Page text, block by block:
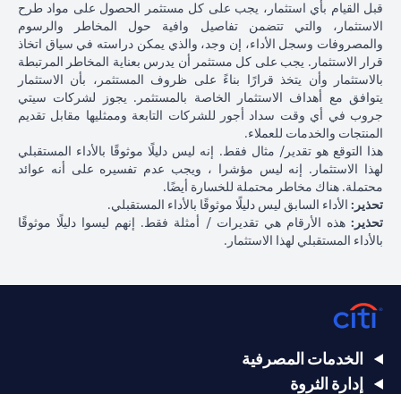
قبل القيام بأي استثمار، يجب على كل مستثمر الحصول على مواد طرح
الاستثمار، والتي تتضمن تفاصيل وافية حول المخاطر والرسوم
والمصروفات وسجل الأداء، إن وجد، والذي يمكن دراسته في سياق اتخاذ
قرار الاستثمار. يجب على كل مستثمر أن يدرس بعناية المخاطر المرتبطة
بالاستثمار وأن يتخذ قرارًا بناءً على ظروف المستثمر، بأن الاستثمار
يتوافق مع أهداف الاستثمار الخاصة بالمستثمر. يجوز لشركات سيتي
جروب في أي وقت سداد أجور للشركات التابعة وممثليها مقابل تقديم
المنتجات والخدمات للعملاء.
هذا التوقع هو تقدير/ مثال فقط. إنه ليس دليلًا موثوقًا بالأداء المستقبلي
لهذا الاستثمار. إنه ليس مؤشرا ، ويجب عدم تفسيره على أنه عوائد
محتملة. هناك مخاطر محتملة للخسارة أيضًا.
تحذير: الأداء السابق ليس دليلًا موثوقًا بالأداء المستقبلي.
تحذير: هذه الأرقام هي تقديرات / أمثلة فقط. إنهم ليسوا دليلًا موثوقًا
بالأداء المستقبلي لهذا الاستثمار.
الخدمات المصرفية
إدارة الثروة